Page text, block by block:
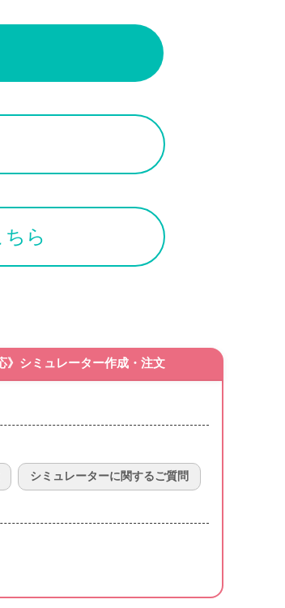
ちら
》シミュレーター作成・注文
シミュレーターに関するご質問